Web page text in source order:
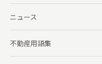
ニュース
不動産用語集